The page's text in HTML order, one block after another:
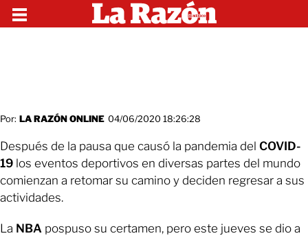
Por: LA RAZÓN ONLINE 04/06/2020 18:26:28
Después de la pausa que causó la pandemia del COVID-
19 los eventos deportivos en diversas partes del mundo
comienzan a retomar su camino y deciden regresar a sus
actividades.
La NBA pospuso su certamen, pero este jueves se dio a